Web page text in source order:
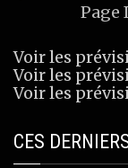
Page
Voir les
Voir les
Voir les
CES